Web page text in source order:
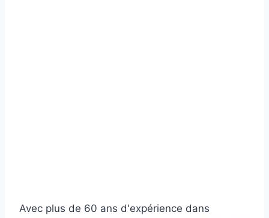
Avec plus de 60 ans d'expérience dans